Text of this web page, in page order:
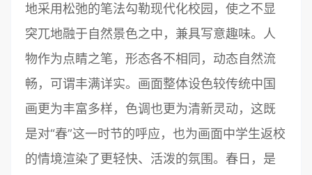
地采用松弛的笔法勾勒现代化校园，使之不显
突兀地融于自然景色之中，兼具写意趣味。人
物作为点睛之笔，形态各不相同，动态自然流
畅，可谓丰满详实。画面整体设色较传统中国
画更为丰富多样，色调也更为清新灵动，这既
是对“春”这一时节的呼应，也为画面中学生返校
的情境渲染了更轻快、活泼的氛围。春日，是